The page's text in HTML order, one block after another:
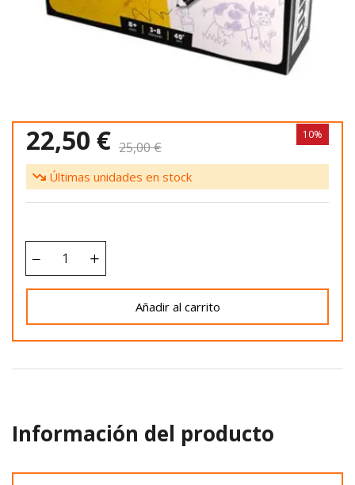
22,50 € 25,00 €
10%
Últimas unidades en stock
Añadir al carrito
Información del producto